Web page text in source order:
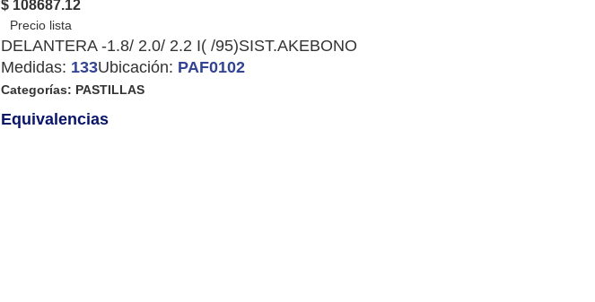
$ 108687.12
DELANTERA -1.8/ 2.0/ 2.2 I( /95)SIST.AKEBONO
Medidas: 133Ubicación: PAF0102
Categorías: PASTILLAS
Equivalencias